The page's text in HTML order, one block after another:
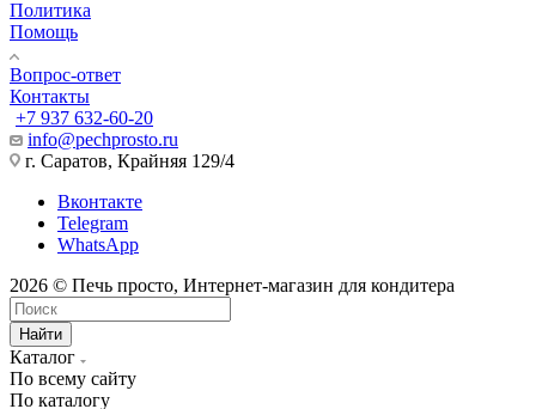
Условия оплаты
Условия доставки
Политика
Помощь
Вопрос-ответ
Контакты
info@pechprosto.ru
г. Саратов, Крайняя 129/4
Telegram
2026 © Печь просто, Интернет-магазин для кондитера
Найти